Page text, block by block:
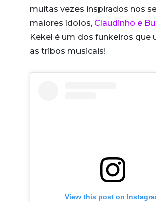
muitas vezes inspirados nos
maiores ídolos, Claudinho e
Kekel é um dos funkeiros que
as tribos musicais!
View this post on